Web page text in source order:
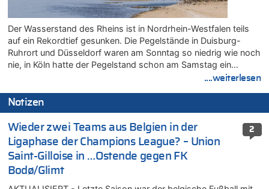
Der Wasserstand des Rheins ist in Nordrhein-Westfalen teils
auf ein Rekordtief gesunken. Die Pegelstände in Duisburg-
Ruhrort und Düsseldorf waren am Sonntag so niedrig wie noch
nie, in Köln hatte der Pegelstand schon am Samstag ein…
....weiterlesen
Notizen
2
Wieder zwei Teams aus Belgien in der
Ligaphase der Champions League? – Union
Saint-Gilloise in …Ostende gegen FK
Bodø/Glimt